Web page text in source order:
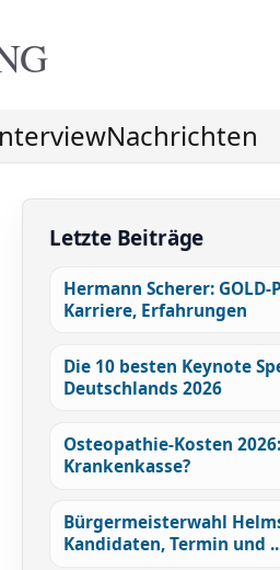
Nachrichten
Letzte Beiträge
Hermann Scherer:
Karriere, Erfahrungen
Die 10 besten Keynote
Deutschlands 2026
Osteopathie-Kosten
Krankenkasse?
Bürgermeisterwahl
Kandidaten, Termin und